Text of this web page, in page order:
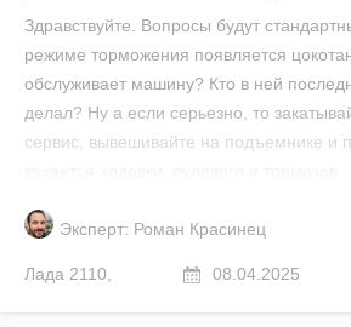
Здравствуйте. Вопросы будут
режиме торможения появляется
обслуживает машину? Кто в ней
делал? Ну а если серьезно, то
сервис, вывешивайте на подъемнике и
Эксперт: Роман Красинец
Лада 2110 08.04.2025